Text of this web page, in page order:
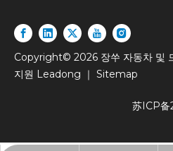
Copyright© 2026 장쑤 자동차 및
지원 Leadong ｜ Sitemap
苏ICP备